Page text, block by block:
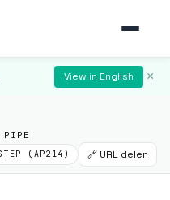
View in English ×
PIPE
(AP214) 🔗 URL delen